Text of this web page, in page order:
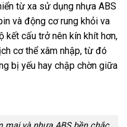
từ xa sử dụng nhựa ABS
và động cơ rung khỏi va
kết cấu trở nên kín khít hơn,
cơ thể xâm nhập, từ đó
bị yếu hay chập chờn giữa